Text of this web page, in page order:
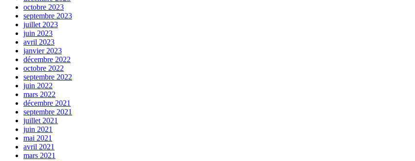
octobre 2023
septembre 2023
juillet 2023
juin 2023
avril 2023
janvier 2023
décembre 2022
octobre 2022
septembre 2022
juin 2022
mars 2022
décembre 2021
septembre 2021
juillet 2021
juin 2021
mai 2021
avril 2021
mars 2021